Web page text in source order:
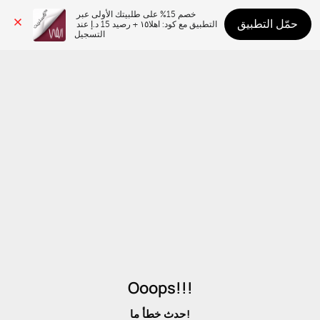
التسجيل
حمّل التطبيق
Ooops!!!
حدث خطأ ما!